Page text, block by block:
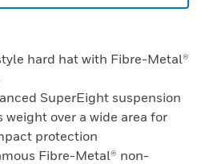
hard hat with Fibre-Metal®
SuperEight suspension
weight over a wide area for
protection
Fibre-Metal® non-